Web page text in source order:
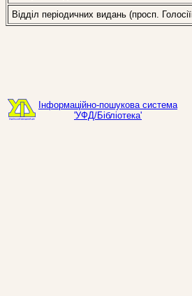
Відділ періодичних видань (просп.
Інформаційно-пошукова система
'УФД/Бібліотека'